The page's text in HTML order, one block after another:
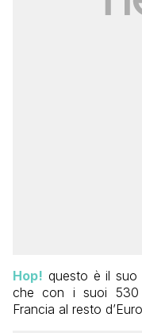
Hop! questo è il
che con i suoi 530
Francia al resto